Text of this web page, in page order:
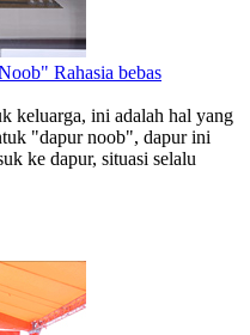
Rahasia bebas
keluarga, ini adalah hal yang
"dapur noob", dapur ini
ke dapur, situasi selalu